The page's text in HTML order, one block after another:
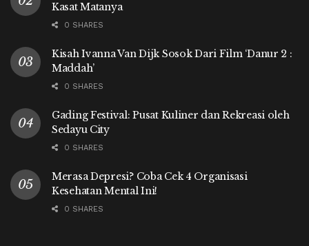
Kasat Matanya
0 SHARES
Kisah Ivanna Van Dijk Sosok Dari Film ‘Danur 2 :
Maddah’
0 SHARES
Gading Festival: Pusat Kuliner dan Rekreasi oleh
Sedayu City
0 SHARES
Merasa Depresi? Coba Cek 4 Organisasi
Kesehatan Mental Ini!
0 SHARES